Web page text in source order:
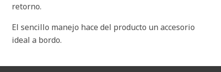
retorno.
El sencillo manejo hace del producto un accesorio
ideal a bordo.